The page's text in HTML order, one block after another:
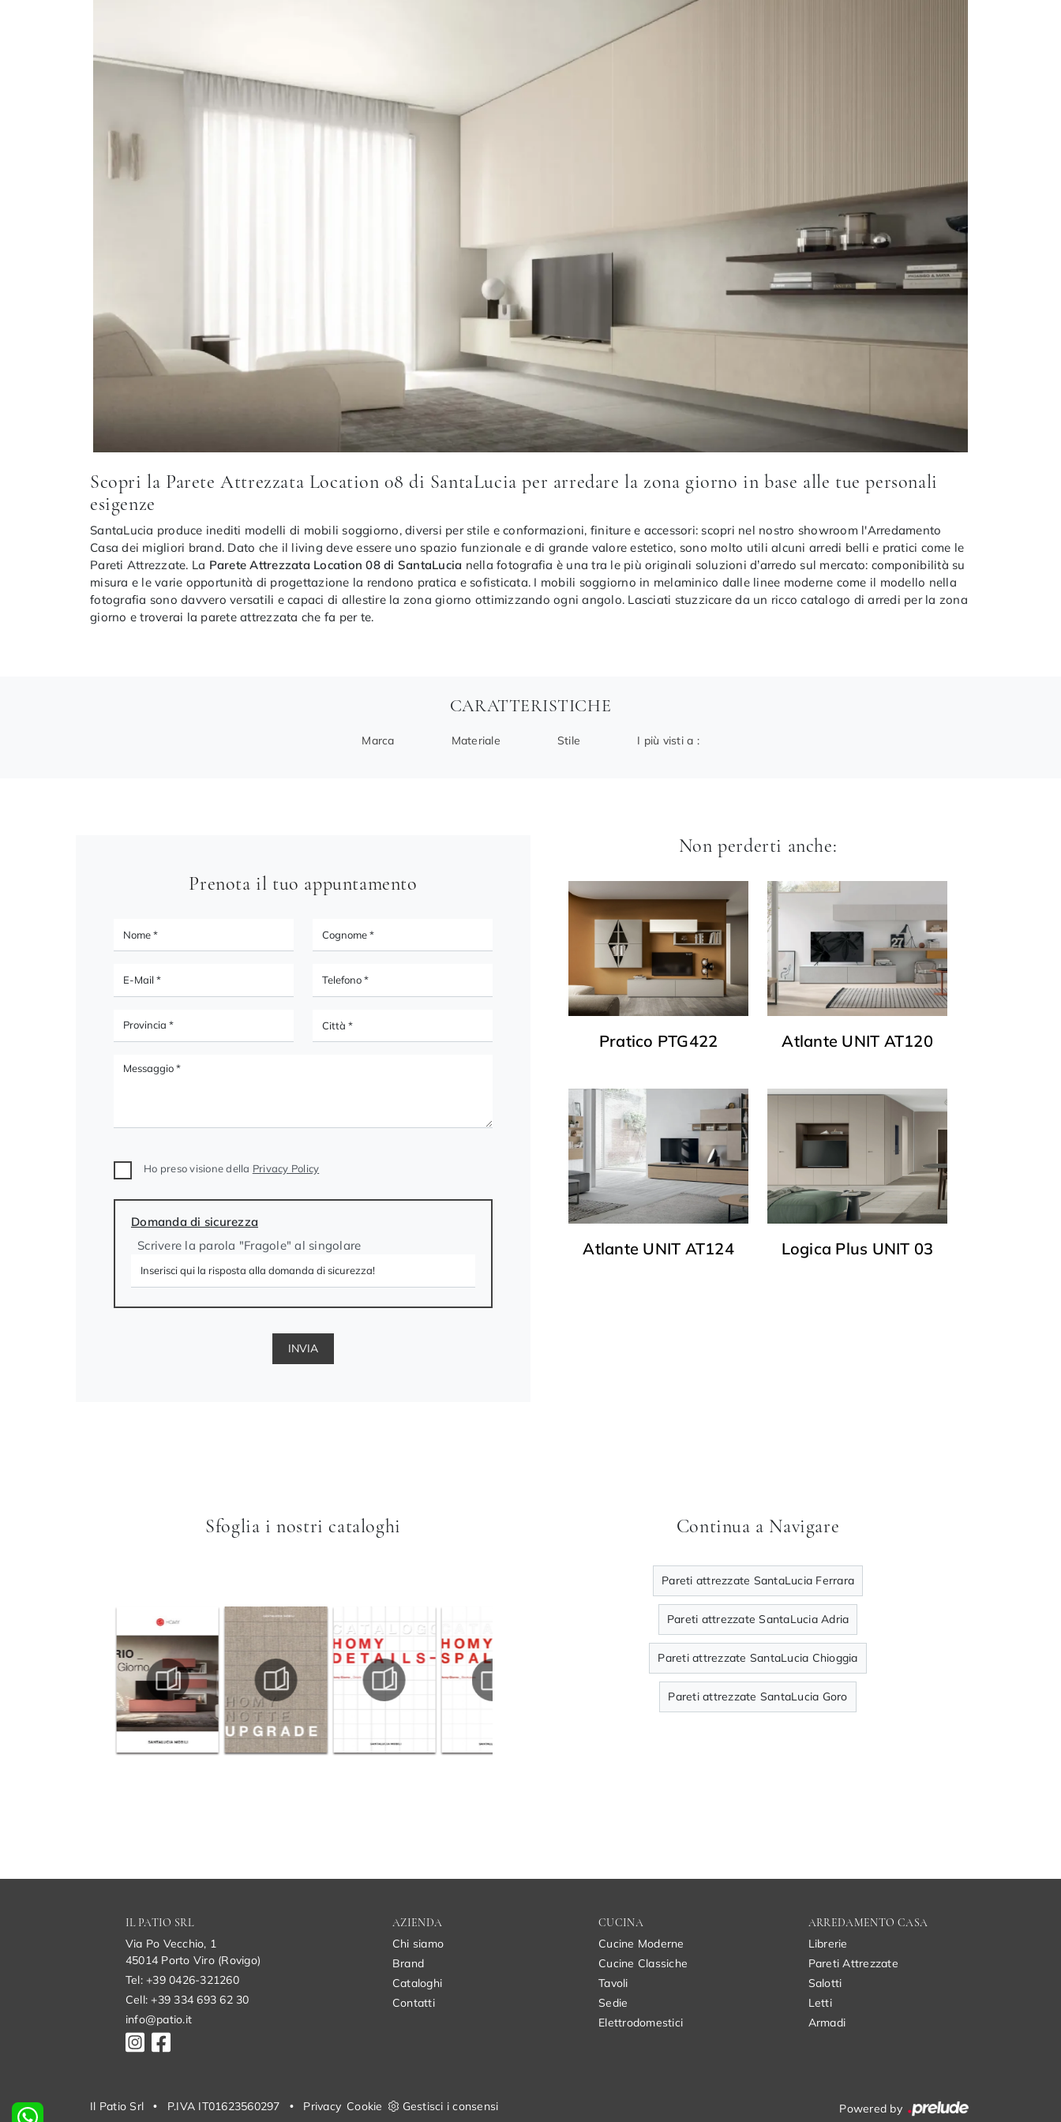
Scopri la Parete Attrezzata Location 08 di SantaLucia per arredare la zona giorno in base alle tue personali
esigenze
SantaLucia produce inediti modelli di mobili soggiorno, diversi per stile e conformazioni, finiture e accessori: scopri nel nostro showroom l'Arredamento
Casa dei migliori brand. Dato che il living deve essere uno spazio funzionale e di grande valore estetico, sono molto utili alcuni arredi belli e pratici come le
Pareti Attrezzate. La Parete Attrezzata Location 08 di SantaLucia nella fotografia è una tra le più originali soluzioni d’arredo sul mercato: componibilità su
misura e le varie opportunità di progettazione la rendono pratica e sofisticata. I mobili soggiorno in melaminico dalle linee moderne come il modello nella
fotografia sono davvero versatili e capaci di allestire la zona giorno ottimizzando ogni angolo. Lasciati stuzzicare da un ricco catalogo di arredi per la zona
giorno e troverai la parete attrezzata che fa per te.
CARATTERISTICHE
Marca Materiale Stile I più visti a :
Prenota il tuo appuntamento
Ho preso visione della Privacy Policy
Domanda di sicurezza
Scrivere la parola "Fragole" al singolare
INVIA
Non perderti anche:
Pratico PTG422 Atlante UNIT AT120
Atlante UNIT AT124 Logica Plus UNIT 03
Sfoglia i nostri cataloghi Continua a Navigare
Pareti attrezzate SantaLucia Ferrara
Pareti attrezzate SantaLucia Adria
Pareti attrezzate SantaLucia Chioggia
Pareti attrezzate SantaLucia Goro
IL PATIO SRL
Via Po Vecchio, 1
45014 Porto Viro (Rovigo)
Tel: +39 0426-321260
Cell: +39 334 693 62 30
info@patio.it
AZIENDA
Chi siamo
Brand
Cataloghi
Contatti
CUCINA
Cucine Moderne
Cucine Classiche
Tavoli
Sedie
Elettrodomestici
ARREDAMENTO CASA
Librerie
Pareti Attrezzate
Salotti
Letti
Armadi
Il Patio Srl • P.IVA IT01623560297 • Privacy Cookie Gestisci i consensi Powered by